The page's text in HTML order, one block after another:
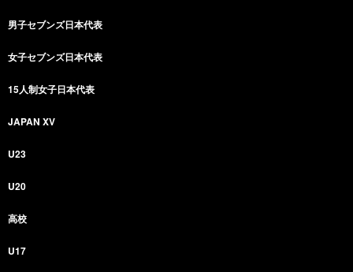
男子セブンズ日本代表
女子セブンズ日本代表
15人制女子日本代表
JAPAN XV
U23
U20
高校
U17